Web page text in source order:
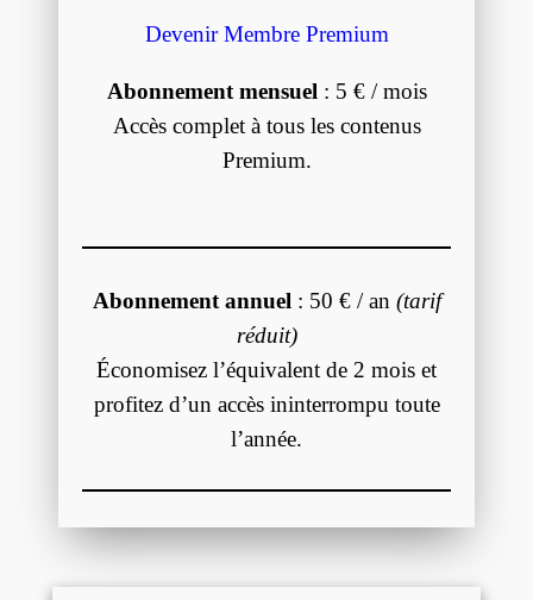
Devenir Membre Premium
Abonnement mensuel : 5 € / mois
Accès complet à tous les contenus
Premium.
Abonnement annuel : 50 € / an (tarif
réduit)
Économisez l’équivalent de 2 mois et
profitez d’un accès ininterrompu toute
l’année.